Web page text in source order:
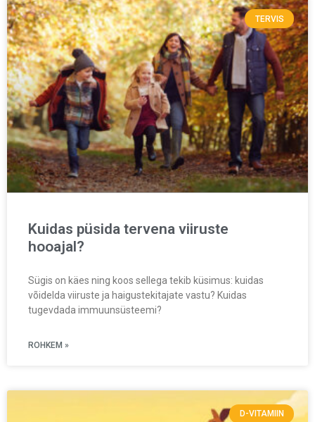
TERVIS
Kuidas püsida tervena viiruste
hooajal?
Sügis on käes ning koos sellega tekib küsimus: kuidas
võidelda viiruste ja haigustekitajate vastu? Kuidas
tugevdada immuunsüsteemi?
ROHKEM »
D-VITAMIIN